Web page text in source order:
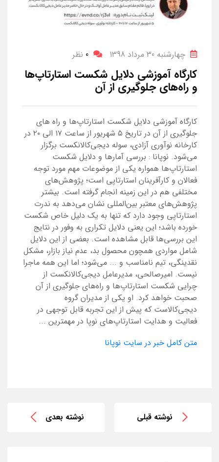
چهارشنبه 30 مرداد 1398 0 نظر
کارگاه آموزشی دلایل شکست استارتاپ‌ها
و راه‌های جلوگیری از آن
کارگاه آموزشی دلایل شکست استارتاپ‌ها و راه های
جلوگیری از آن در تاریخ ۵ شهریور از ساعت ۱۷ الی ۲۰ در
کارخانه نوآوری آزادی، سوله دیجی‌کالانکست برگزار
می‌شود. نوپانا : بررسی آمارها و دلایل شکست
استارتاپ‌ها همواره یکی از موضوعات مهم مورد توجه
فعالان و کارآفرینان استارتاپی است؛ پژوهش‌های
مختلفی هم در این زمینه انجام گرفته است. بیشتر
پژوهش‌های معتبر بین‌المللی نشان می‌دهد به ندرت
استارتاپی وجود دارد که تنها به یک دلیل خاص شکست
خورده باشد؛ این یعنی دلایل تکراری به وفور در نتایج
این بررسی‌ها قابل مشاهده است. بعضی از این دلایل
شامل مواردی همچون محصول بد، عدم نیاز بازار، مشکل
نقدینگی، تیم نامناسب و ... می‌شود؛ اما این همه ماجرا
نیست. امیرصالحی، مدیرعامل دیجی‌کالانکست از
چرایی شکست استارتاپ‌ها و راه‌های جلوگیری از آن
صحبت خواهد کرد. او یکی از مدیران گروه
دیجی‌کالاست که پیش از این تجربه قابل توجهی در
فعالیت و هدایت استارتاپ‌های نوپا در مهمترین ...
متن کامل خبر در سایت نوپانا
نوشته قبلی نوشته بعدی